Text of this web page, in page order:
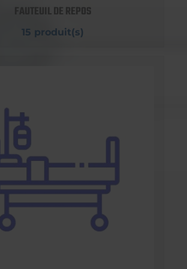
FAUTEUIL DE REPOS
15 produit(s)